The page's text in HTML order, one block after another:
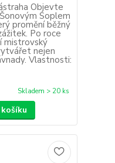
Objevte
Soplem
promění běžný
Po roce
mistrovský
nejen
Vlastnosti:
Skladem > 20 ks